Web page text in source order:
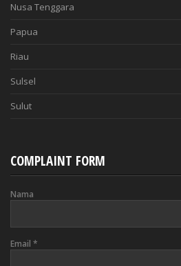
Nusa Tenggara
Papua
Riau
Sulsel
Sulut
COMPLAINT FORM
Nama
Email *